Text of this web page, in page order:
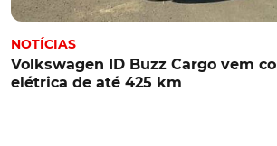
NOTÍCIAS
Volkswagen ID Buzz Cargo vem
elétrica de até 425 km